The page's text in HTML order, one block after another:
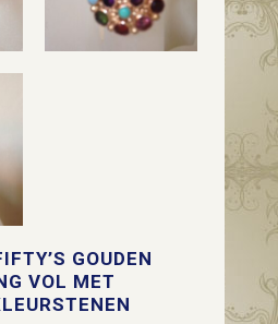
GOUDEN
VOL MET